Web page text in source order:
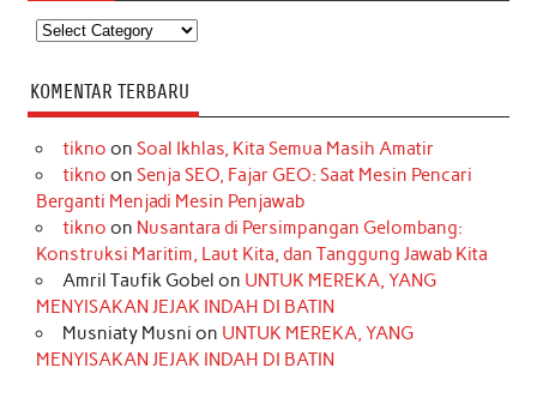
Kategori
KOMENTAR TERBARU
tikno on Soal Ikhlas, Kita Semua Masih Amatir
tikno on Senja SEO, Fajar GEO: Saat Mesin Pencari
Berganti Menjadi Mesin Penjawab
tikno on Nusantara di Persimpangan Gelombang:
Konstruksi Maritim, Laut Kita, dan Tanggung Jawab Kita
Amril Taufik Gobel on UNTUK MEREKA, YANG
MENYISAKAN JEJAK INDAH DI BATIN
Musniaty Musni on UNTUK MEREKA, YANG
MENYISAKAN JEJAK INDAH DI BATIN